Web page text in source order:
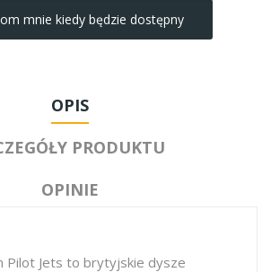
mnie kiedy będzie dostępny
OPIS
PRODUKTU
OPINIE
Pilot Jets to brytyjskie dysze